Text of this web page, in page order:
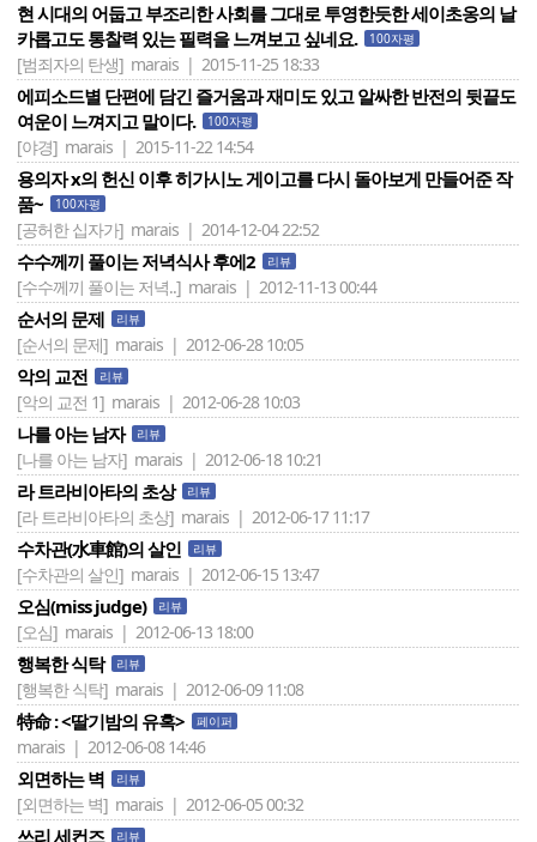
현 시대의 어둡고 부조리한 사회를 그대로 투영한듯한 세이초옹의 날
카롭고도 통찰력 있는 필력을 느껴보고 싶네요.
100자평
[범죄자의 탄생] marais | 2015-11-25 18:33
에피소드별 단편에 담긴 즐거움과 재미도 있고 알싸한 반전의 뒷끝도
여운이 느껴지고 말이다.
100자평
[야경] marais | 2015-11-22 14:54
용의자 x의 헌신 이후 히가시노 게이고를 다시 돌아보게 만들어준 작
품~
100자평
[공허한 십자가] marais | 2014-12-04 22:52
수수께끼 풀이는 저녁식사 후에2 리뷰
[수수께끼 풀이는 저녁..] marais | 2012-11-13 00:44
순서의 문제 리뷰
[순서의 문제] marais | 2012-06-28 10:05
악의 교전 리뷰
[악의 교전 1] marais | 2012-06-28 10:03
나를 아는 남자 리뷰
[나를 아는 남자] marais | 2012-06-18 10:21
라 트라비아타의 초상 리뷰
[라 트라비아타의 초상] marais | 2012-06-17 11:17
수차관(水車館)의 살인 리뷰
[수차관의 살인] marais | 2012-06-15 13:47
오심(miss judge) 리뷰
[오심] marais | 2012-06-13 18:00
행복한 식탁 리뷰
[행복한 식탁] marais | 2012-06-09 11:08
特命 : <딸기밤의 유혹> 페이퍼
marais | 2012-06-08 14:46
외면하는 벽 리뷰
[외면하는 벽] marais | 2012-06-05 00:32
쓰리 세컨즈 리뷰